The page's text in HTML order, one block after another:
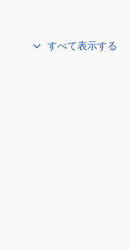
すべて表示する